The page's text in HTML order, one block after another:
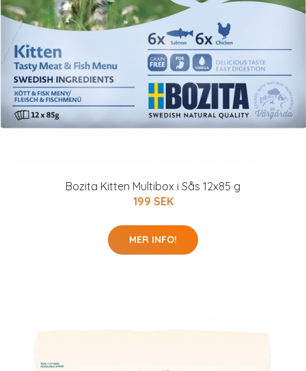
Bozita Kitten Multibox i Sås 12x85 g
199 SEK
MER INFO!